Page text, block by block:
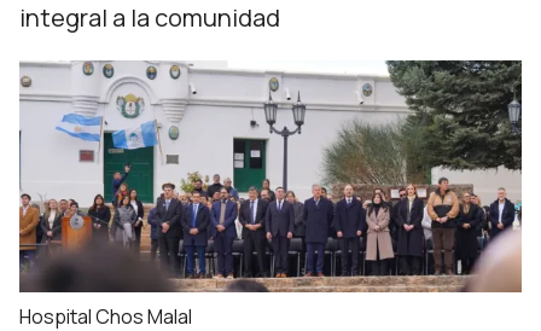
integral a la comunidad
Hospital Chos Malal